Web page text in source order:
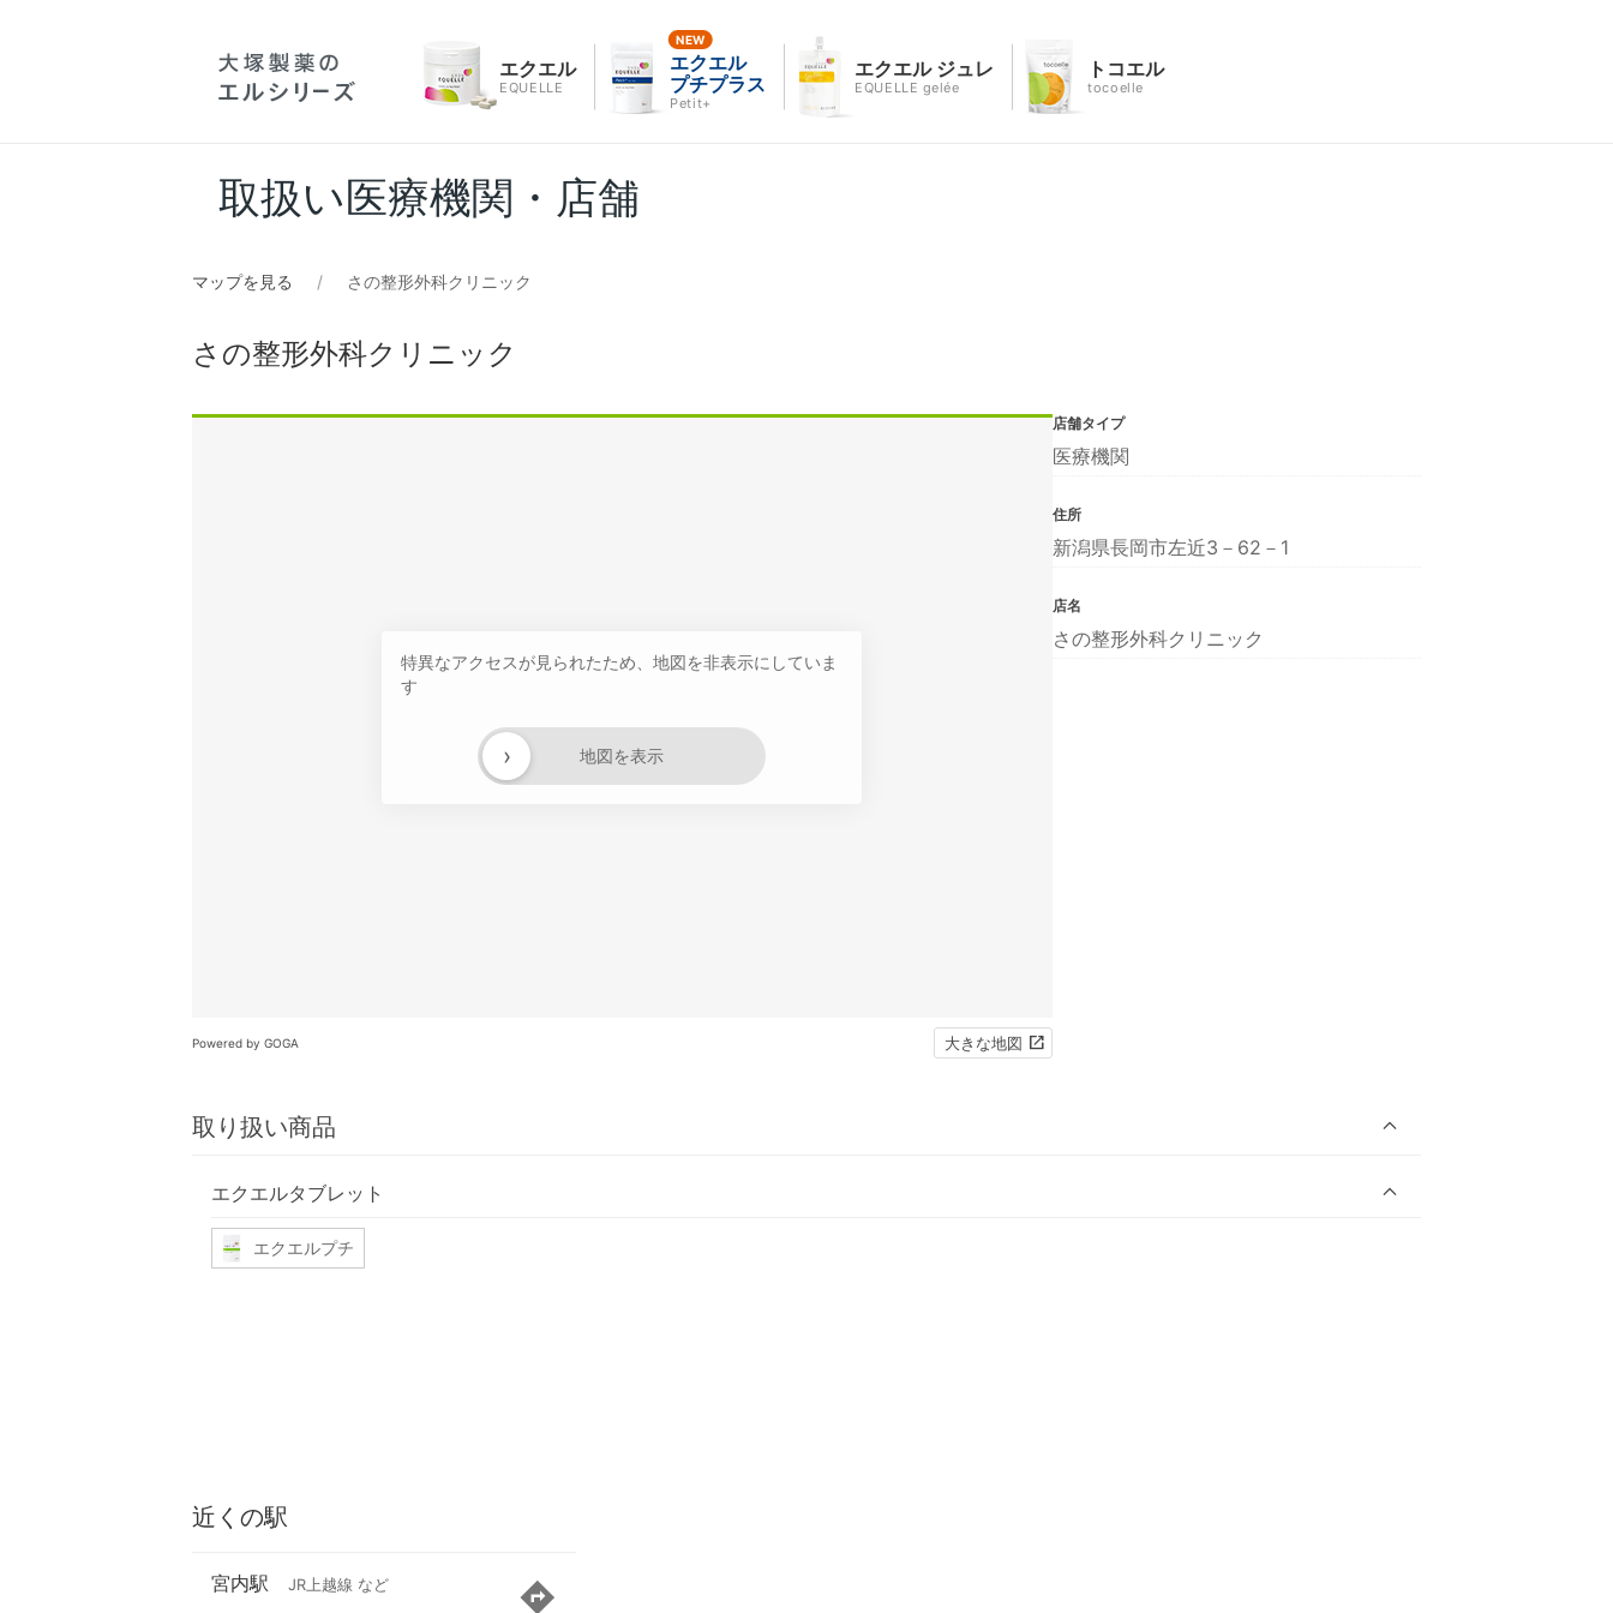
エクエル
EQUELLE
エクエル
プチプラス
Petit+
エクエル ジュレ
EQUELLE gelée
トコエル
tocoelle
取扱い医療機関・店舗
マップを見る さの整形外科クリニック
さの整形外科クリニック
特異なアクセスが見られたため、地図を非表示にしていま
す
地図を表示
›
Powered by GOGA 大きな地図
取り扱い商品
エクエルタブレット
エクエルプチ
店舗タイプ
医療機関
住所
新潟県長岡市左近3－62－1
店名
さの整形外科クリニック
近くの駅
宮内駅 JR上越線 など